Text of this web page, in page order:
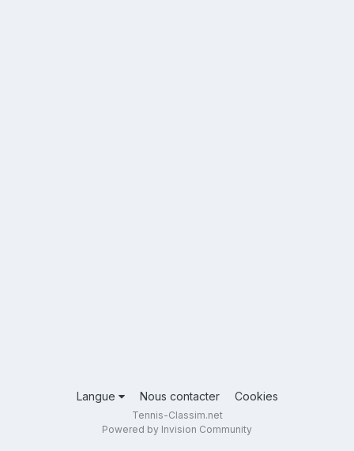
Langue Nous contacter Cookies
Tennis-Classim.net
Powered by Invision Community